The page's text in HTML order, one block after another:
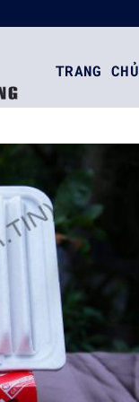
TRANG CHỦ